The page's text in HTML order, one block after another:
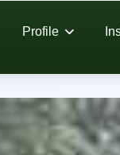
Profile